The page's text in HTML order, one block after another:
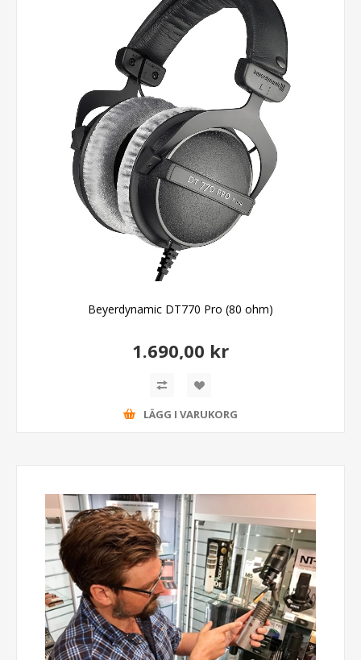
Beyerdynamic DT770 Pro (80 ohm)
1.690,00 kr
LÄGG I VARUKORG